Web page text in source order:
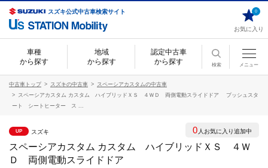
スズキ公式中古車検索サイト
お気に入り
0
車種
から探す
地域
から探す
認定中古車
から探す
検索 メニュー
中古車トップ スズキの中古車
スペーシアカスタムの中古車
スペーシアカスタム カスタム ハイブリッドＸＳ ４ＷＤ 両側電動スライドドア プッシュスタ
ート シートヒーター ス ...
UP スズキ
スペーシアカスタム カスタム ハイブリッドＸＳ ４Ｗ
Ｄ 両側電動スライドドア
0 人お気に入り追加中